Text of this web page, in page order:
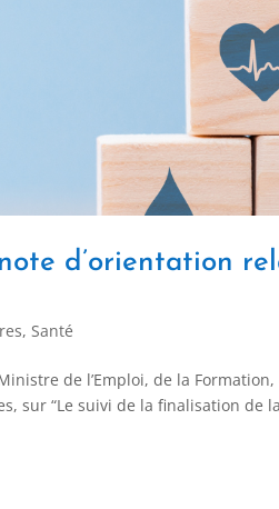
d’orientation
, Santé
de l’Emploi, de la Formation,
sur “Le suivi de la finalisation de